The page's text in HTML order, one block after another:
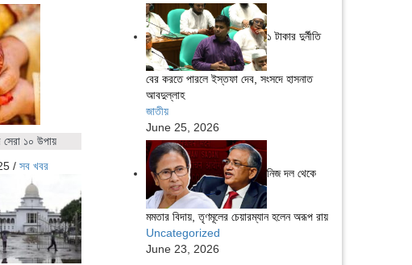
সেরা ১০ উপায়
/সব খবর
১ টাকার দুর্নীতি
বের করতে পারলে ইস্তফা দেব, সংসদে হাসনাত
আবদুল্লাহ
জাতীয়
June 25, 2026
নিজ দল থেকে
মমতার বিদায়, তৃণমূলের চেয়ারম্যান হলেন অরূপ রায়
Uncategorized
June 23, 2026